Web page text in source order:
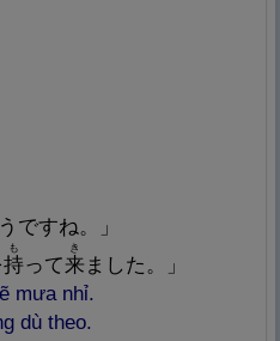
ですね。」
持
も
って来
き
ました。」
mưa nhỉ.
dù theo.